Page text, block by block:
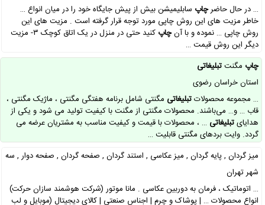
… در حال حاضرچاپسابلیمیشن بیش از پیش جایگاه خود را در میان انواع …
خاطر مزیت های این روش چاپی مورد توجه قرار گرفته است . مزیت های این
روش چاپی … نموده و با آنچاپ
کنید حتی در منزل در یک اتاق کوچک ۳- مزیت
دیگر این روش قیمت …
چاپمگنتتبلیغاتی
استان خراسان رضوی
… مجموعه محصولاتتبلیغاتیمگنتی شامل برنامه هفتگی مگنتی ، ماژیک مگنتی ،
قاب … و… می‌باشند. محصولات مگنتی از مگنت با کیفیت تولید می شود و یکی از
هدایایتبلیغاتی… ، محصولات با قیمت و کیفیت مناسب به مشتریان عرضه می
گردد. وایت بردهای مگنتی قابلیت …
میز گردان , پایه گردان , میز عکاسی , استند گردان , صفحه گردان , صفحه دوار , سه
پایه مانکن گردان
شهر تهران
… اتوماتیک ، فرمان به دوربین عکاسی . مانا موتور (شرکت هوشمند سازان حرکت)
انواع محصولات … | پوشاک و چرم | اجناس صنعتی | کالای دیجیتال (موبایل و لب